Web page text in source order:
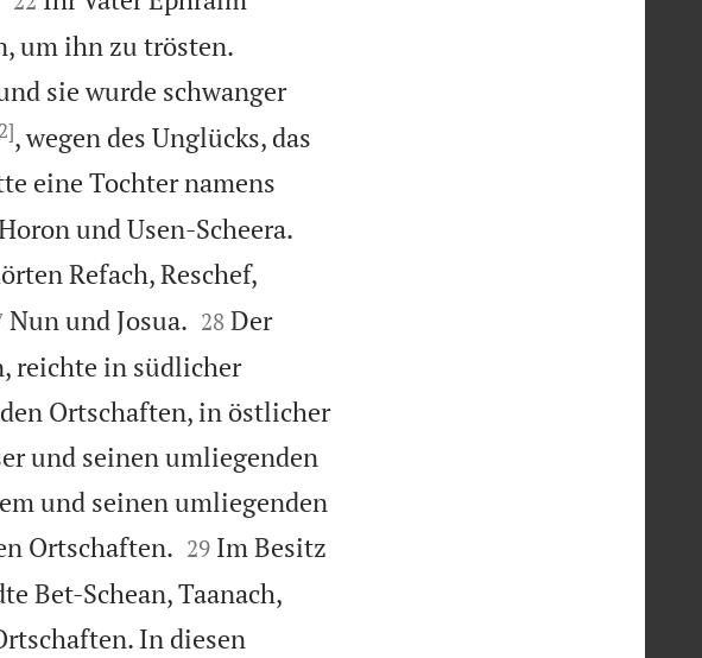
um ihn zu trösten.
sie wurde schwanger
, wegen des Unglücks, das
eine Tochter namens
und Usen-Scheera.
Refach, Reschef,
Nun und Josua.
28 Der
reichte in südlicher
Ortschaften, in östlicher
und seinen umliegenden
und seinen umliegenden
Ortschaften.
29 Im Besitz
Bet-Schean, Taanach,
In diesen